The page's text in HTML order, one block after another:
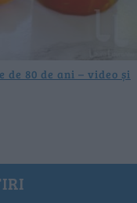
80 de ani – video și